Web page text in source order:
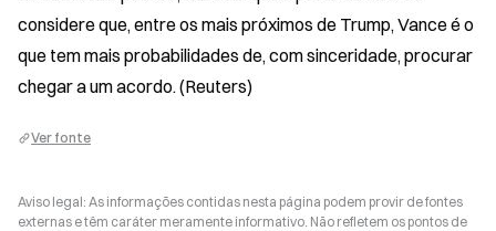
considere que, entre os mais próximos de Trump, Vance é o
que tem mais probabilidades de, com sinceridade, procurar
chegar a um acordo. (Reuters)
Ver fonte
Aviso legal: As informações contidas nesta página podem provir de fontes
externas e têm caráter meramente informativo. Não refletem os pontos de